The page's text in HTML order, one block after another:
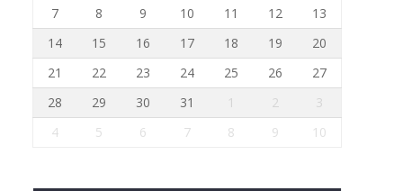
7
8 9 10 11 12
13
14
15 16 17 18 19
20
21
22 23 24 25 26
27
28
29 30 31 1 2
3
4
5 6 7 8 9 10